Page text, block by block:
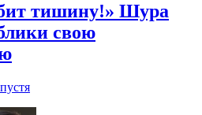
тишину!» Шура
свою